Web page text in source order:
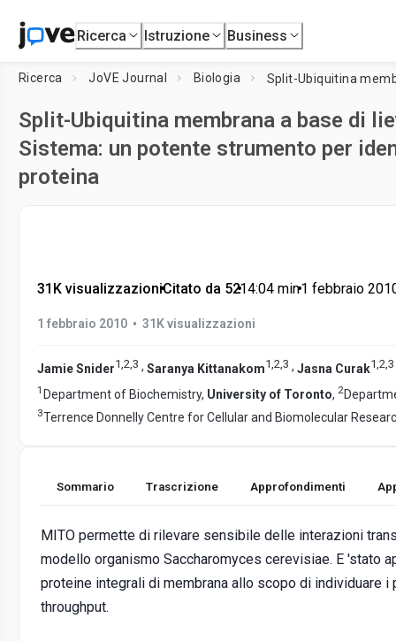
Ricerca Istruzione Business
Ricerca JoVE Journal Biologia
Split-Ubiquitina membrana a base di
Sistema: un potente strumento per
proteina
31K visualizzazioni•Citato da 52•14:04 min•1 febbraio
1 febbraio 2010 • 31K visualizzazioni
Jamie Snider1,2,3 , Saranya Kittanakom1,2,3 , Jasna Curak1,2,3
1 Department of Biochemistry, University of Toronto, 2
3Terrence Donnelly Centre for Cellular and Biomolecular
Sommario Trascrizione Approfondimenti
MITO permette di rilevare sensibile delle interazioni
modello organismo Saccharomyces cerevisiae. E 'stato
proteine ​​integrali di membrana allo scopo di individuare
throughput.